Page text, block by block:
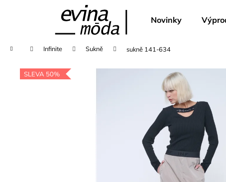
Novinky
Domů Infinite Sukně sukně 141-634
SLEVA 50%